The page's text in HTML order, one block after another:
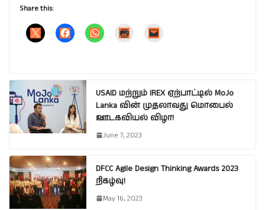
Share this:
USAID மற்றும் IREX ஏற்பாட்டில் MoJo
Lanka வின் முதலாவது மொபைல்
ஊடகவியல் விழா!
June 7, 2023
DFCC Agile Design Thinking Awards 2023
நிகழ்வு!
May 16, 2023